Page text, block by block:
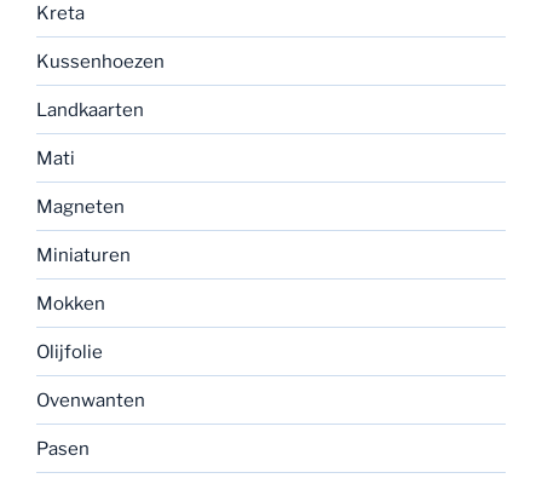
Kreta
Kussenhoezen
Landkaarten
Mati
Magneten
Miniaturen
Mokken
Olijfolie
Ovenwanten
Pasen